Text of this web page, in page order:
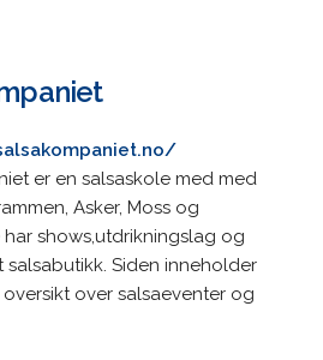
er en salsaskole med med
Asker, Moss og
har shows,utdrikningslag og
salsabutikk. Siden inneholder
over salsaeventer og